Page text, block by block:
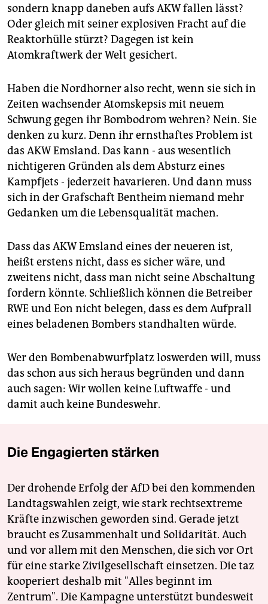
abo
genossenschaft
epaper login
sondern knapp daneben aufs AKW fallen lässt?
Oder gleich mit seiner explosiven Fracht auf die
Reaktorhülle stürzt? Dagegen ist kein
Atomkraftwerk der Welt gesichert.
Haben die Nordhorner also recht, wenn sie sich in
Zeiten wachsender Atomskepsis mit neuem
Schwung gegen ihr Bombodrom wehren? Nein. Sie
denken zu kurz. Denn ihr ernsthaftes Problem ist
das AKW Emsland. Das kann - aus wesentlich
nichtigeren Gründen als dem Absturz eines
Kampfjets - jederzeit havarieren. Und dann muss
sich in der Grafschaft Bentheim niemand mehr
Gedanken um die Lebensqualität machen.
Dass das AKW Emsland eines der neueren ist,
heißt erstens nicht, dass es sicher wäre, und
zweitens nicht, dass man nicht seine Abschaltung
fordern könnte. Schließlich können die Betreiber
RWE und Eon nicht belegen, dass es dem Aufprall
eines beladenen Bombers standhalten würde.
Wer den Bombenabwurfplatz loswerden will, muss
das schon aus sich heraus begründen und dann
auch sagen: Wir wollen keine Luftwaffe - und
damit auch keine Bundeswehr.
Die Engagierten stärken
Der drohende Erfolg der AfD bei den kommenden
Landtagswahlen zeigt, wie stark rechtsextreme
Kräfte inzwischen geworden sind. Gerade jetzt
braucht es Zusammenhalt und Solidarität. Auch
und vor allem mit den Menschen, die sich vor Ort
für eine starke Zivilgesellschaft einsetzen. Die taz
kooperiert deshalb mit "Alles beginnt im
Zentrum". Die Kampagne unterstützt bundesweit